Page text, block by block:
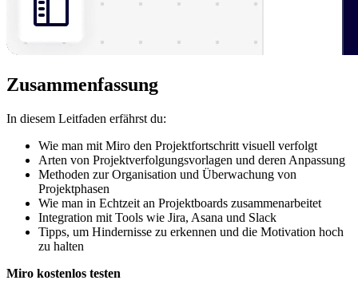
Zusammenfassung
In diesem Leitfaden erfährst du:
Wie man mit Miro den Projektfortschritt visuell verfolgt
Arten von Projektverfolgungsvorlagen und deren Anpassung
Methoden zur Organisation und Überwachung von
Projektphasen
Wie man in Echtzeit an Projektboards zusammenarbeitet
Integration mit Tools wie Jira, Asana und Slack
Tipps, um Hindernisse zu erkennen und die Motivation hoch
zu halten
Miro kostenlos testen